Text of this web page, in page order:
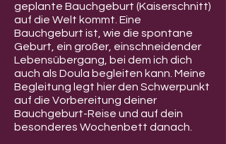
geplante Bauchgeburt (Kaiserschnitt)
auf die Welt kommt. Eine
Bauchgeburt ist, wie die spontane
Geburt, ein großer, einschneidender
Lebensübergang, bei dem ich dich
auch als Doula begleiten kann. Meine
Begleitung legt hier den Schwerpunkt
auf die Vorbereitung deiner
Bauchgeburt-Reise und auf dein
besonderes Wochenbett danach.